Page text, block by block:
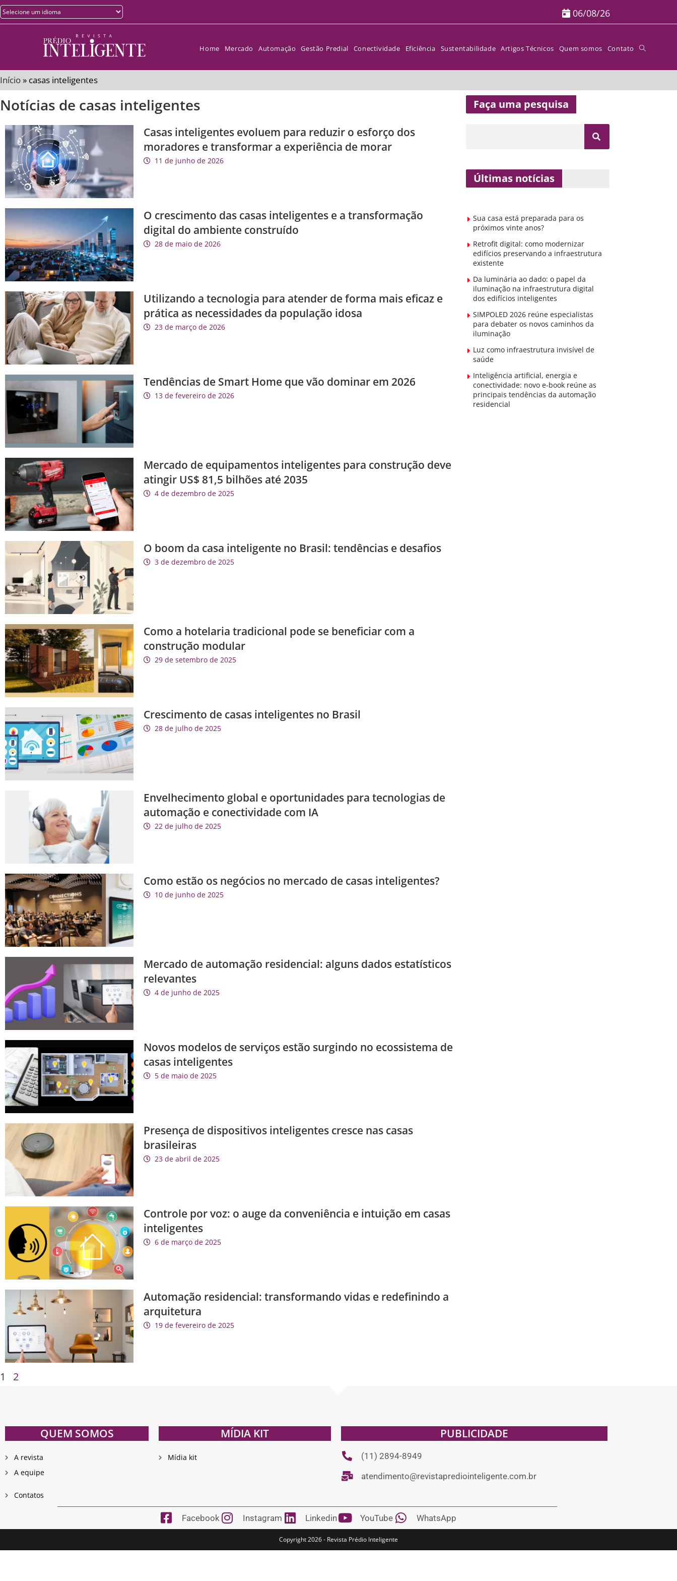
06/08/26
Home Mercado Automação Gestão Predial Conectividade Eficiência Sustentabilidade Artigos Técnicos Quem somos Contato
Início» casas inteligentes
Notícias de casas inteligentes
Casas inteligentes evoluem para reduzir o esforço dos
moradores e transformar a experiência de morar
11 de junho de 2026
O crescimento das casas inteligentes e a transformação
digital do ambiente construído
28 de maio de 2026
Utilizando a tecnologia para atender de forma mais eficaz e
prática as necessidades da população idosa
23 de março de 2026
Tendências de Smart Home que vão dominar em 2026
13 de fevereiro de 2026
Mercado de equipamentos inteligentes para construção deve
atingir US$ 81,5 bilhões até 2035
4 de dezembro de 2025
O boom da casa inteligente no Brasil: tendências e desafios
3 de dezembro de 2025
Como a hotelaria tradicional pode se beneficiar com a
construção modular
29 de setembro de 2025
Crescimento de casas inteligentes no Brasil
28 de julho de 2025
Envelhecimento global e oportunidades para tecnologias de
automação e conectividade com IA
22 de julho de 2025
Como estão os negócios no mercado de casas inteligentes?
10 de junho de 2025
Mercado de automação residencial: alguns dados estatísticos
relevantes
4 de junho de 2025
Novos modelos de serviços estão surgindo no ecossistema de
casas inteligentes
5 de maio de 2025
Presença de dispositivos inteligentes cresce nas casas
brasileiras
23 de abril de 2025
Controle por voz: o auge da conveniência e intuição em casas
inteligentes
6 de março de 2025
Automação residencial: transformando vidas e redefinindo a
arquitetura
19 de fevereiro de 2025
1 2
Faça uma pesquisa
Últimas notícias
Sua casa está preparada para os
próximos vinte anos?
Retrofit digital: como modernizar
edifícios preservando a infraestrutura
existente
Da luminária ao dado: o papel da
iluminação na infraestrutura digital
dos edifícios inteligentes
SIMPOLED 2026 reúne especialistas
para debater os novos caminhos da
iluminação
Luz como infraestrutura invisível de
saúde
Inteligência artificial, energia e
conectividade: novo e-book reúne as
principais tendências da automação
residencial
QUEM SOMOS
A revista
A equipe
Contatos
MÍDIA KIT
Mídia kit
PUBLICIDADE
(11) 2894-8949
atendimento@revistaprediointeligente.com.br
Facebook Instagram Linkedin YouTube WhatsApp
Copyright 2026 - Revista Prédio Inteligente